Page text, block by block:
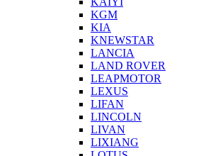
KGM
KIA
KNEWSTAR
LANCIA
LAND ROVER
LEAPMOTOR
LEXUS
LIFAN
LINCOLN
LIVAN
LIXIANG